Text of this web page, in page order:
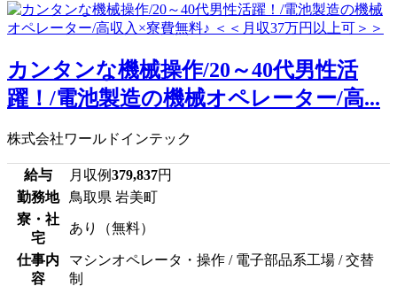
カンタンな機械操作/20～40代男性活
躍！/電池製造の機械オペレーター/高...
株式会社ワールドインテック
給与 月収例379,837円
勤務地
鳥取県 岩美町
寮・社
宅
あり（無料）
仕事内
容
マシンオペレータ・操作 / 電子部品系工場 / 交替
制